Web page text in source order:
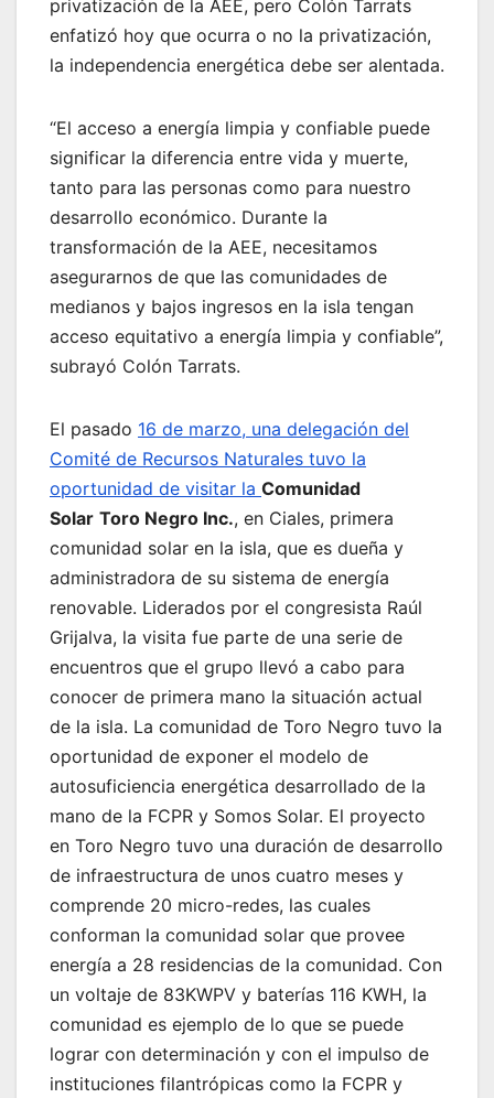
privatización de la AEE, pero Colón Tarrats
enfatizó hoy que ocurra o no la privatización,
la independencia energética debe ser alentada.
“El acceso a energía limpia y confiable puede
significar la diferencia entre vida y muerte,
tanto para las personas como para nuestro
desarrollo económico. Durante la
transformación de la AEE, necesitamos
asegurarnos de que las comunidades de
medianos y bajos ingresos en la isla tengan
acceso equitativo a energía limpia y confiable”,
subrayó Colón Tarrats.
El pasado 16 de marzo, una delegación del
Comité de Recursos Naturales tuvo la
oportunidad de visitar la Comunidad
Solar Toro Negro Inc., en Ciales, primera
comunidad solar en la isla, que es dueña y
administradora de su sistema de energía
renovable. Liderados por el congresista Raúl
Grijalva, la visita fue parte de una serie de
encuentros que el grupo llevó a cabo para
conocer de primera mano la situación actual
de la isla. La comunidad de Toro Negro tuvo la
oportunidad de exponer el modelo de
autosuficiencia energética desarrollado de la
mano de la FCPR y Somos Solar. El proyecto
en Toro Negro tuvo una duración de desarrollo
de infraestructura de unos cuatro meses y
comprende 20 micro-redes, las cuales
conforman la comunidad solar que provee
energía a 28 residencias de la comunidad. Con
un voltaje de 83KWPV y baterías 116 KWH, la
comunidad es ejemplo de lo que se puede
lograr con determinación y con el impulso de
instituciones filantrópicas como la FCPR y